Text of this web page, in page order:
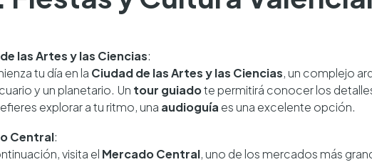
las Artes y las Ciencias:
tu día en la Ciudad de las Artes y las Ciencias, un complejo
y un planetario. Un tour guiadote permitirá conocer los
explorar a tu ritmo, una audioguía es una excelente opción.
Central:
visita el Mercado Central, uno de los mercados más